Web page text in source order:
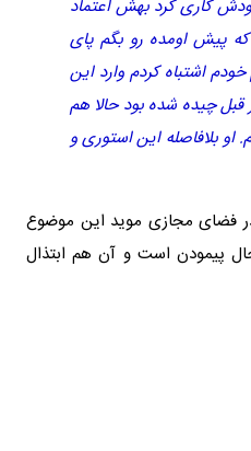
کاری کرد بهش اعتماد
پیش اومده رو بگم پای
اشتباه کردم وارد این
چیده شده بود حالا هم
بلافاصله این استوری و
در فضای مجازی موید این موضوع
پیمودن است و آن هم ابتذال